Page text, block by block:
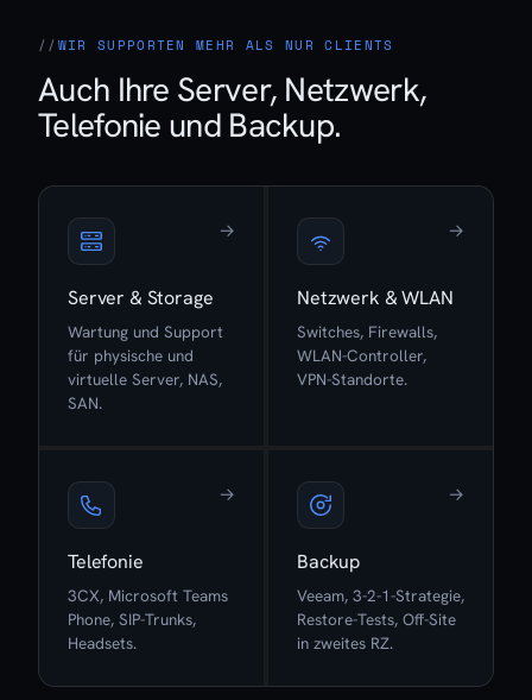
WIR SUPPORTEN MEHR ALS NUR CLIENTS
Auch Ihre Server, Netzwerk,
Telefonie und Backup.
Server & Storage
Wartung und Support
für physische und
virtuelle Server, NAS,
SAN.
→
Netzwerk & WLAN
Switches, Firewalls,
WLAN-Controller,
VPN-Standorte.
→
Telefonie
3CX, Microsoft Teams
Phone, SIP-Trunks,
Headsets.
→
Backup
Veeam, 3-2-1-Strategie,
Restore-Tests, Off-Site
in zweites RZ.
→